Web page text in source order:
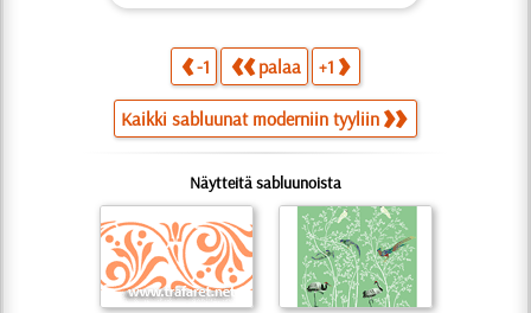
-1 palaa +1
Kaikki sabluunat moderniin tyyliin
Näytteitä sabluunoista